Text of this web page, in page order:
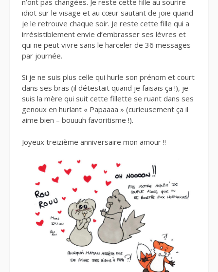
idiot sur le visage et au cœur sautant de joie quand
je le retrouve chaque soir. Je reste cette fille qui a
irrésistiblement envie d’embrasser ses lèvres et
qui ne peut vivre sans le harceler de 36 messages
par journée.
Si je ne suis plus celle qui hurle son prénom et court
dans ses bras (il détestait quand je faisais ça !), je
suis la mère qui suit cette fillette se ruant dans ses
genoux en hurlant « Papaaaa » (curieusement ça il
aime bien – bouuuh favoritisme !).
Joyeux treizième anniversaire mon amour !!